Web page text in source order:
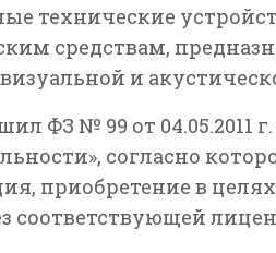
технические
средствам,
и
ФЗ № 99 от 04.05.2011
согласно
приобретение в
соответствующей